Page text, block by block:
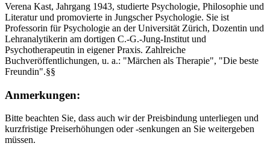
Verena Kast, Jahrgang 1943, studierte Psychologie, Philosophie und
Literatur und promovierte in Jungscher Psychologie. Sie ist
Professorin für Psychologie an der Universität Zürich, Dozentin und
Lehranalytikerin am dortigen C.-G.-Jung-Institut und
Psychotherapeutin in eigener Praxis. Zahlreiche
Buchveröffentlichungen, u. a.: "Märchen als Therapie", "Die beste
Freundin".§§
Anmerkungen:
Bitte beachten Sie, dass auch wir der Preisbindung unterliegen und
kurzfristige Preiserhöhungen oder -senkungen an Sie weitergeben
müssen.